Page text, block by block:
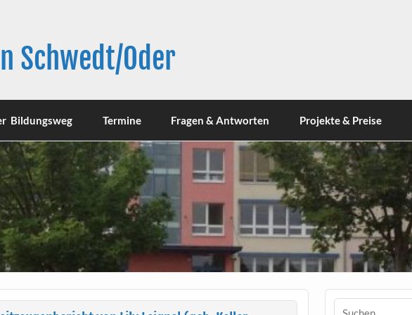
Schwedt/Oder
Bildungsweg Termine Fragen & Antworten Projekte & Preise